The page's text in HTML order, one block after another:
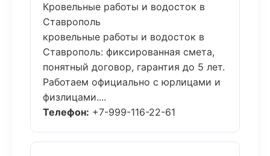
Кровельные работы и водосток в
Ставрополь
кровельные работы и водосток в
Ставрополь: фиксированная смета,
понятный договор, гарантия до 5 лет.
Работаем официально с юрлицами и
физлицами....
Телефон: +7-999-116-22-61